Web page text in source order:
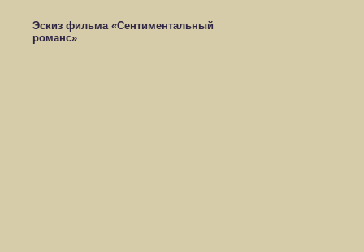
Эскиз фильма «Сентиментальный
романс»